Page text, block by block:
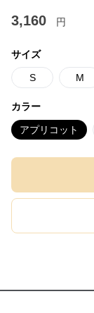
3,160 円
サイズ
S M
カラー
アプリコット